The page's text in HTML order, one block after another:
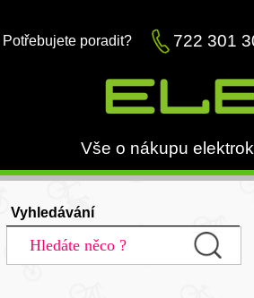
Potřebujete poradit? 722 301
Vše o nákupu
Vyhledávání